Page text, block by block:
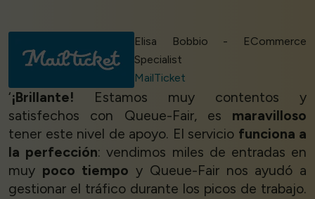
Elisa Bobbio - ECommerce
Specialist
MailTicket
‘¡Brillante! Estamos muy contentos y
satisfechos con Queue-Fair, es maravilloso
tener este nivel de apoyo. El servicio funciona a
la perfección: vendimos miles de entradas en
muy poco tiempo y Queue-Fair nos ayudó a
gestionar el tráfico durante los picos de trabajo.